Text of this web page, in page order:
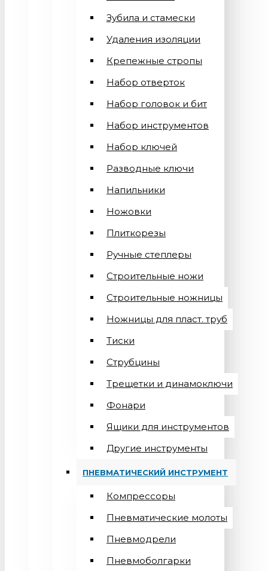
Зубила и стамески
Удаления изоляции
Крепежные стропы
Набор отверток
Набор головок и бит
Набор инструментов
Набор ключей
Разводные ключи
Напильники
Ножовки
Плиткорезы
Ручные степлеры
Строительные ножи
Строительные ножницы
Ножницы для пласт. труб
Тиски
Струбцины
Трещетки и динамоключи
Фонари
Ящики для инструментов
Другие инструменты
ПНЕВМАТИЧЕСКИЙ ИНСТРУМЕНТ
Компрессоры
Пневматические молоты
Пневмодрели
Пневмоболгарки